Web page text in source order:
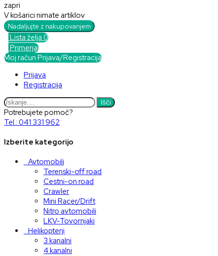
zapri
V košarici nimate artiklov
Nadaljujte z nakupovanjem
Lista želja 0
Primerjaj
Moj račun Prijava/Registracija
Prijava
Registracija
Išči
Potrebujete pomoč?
Tel.: 041 331 962
Izberite kategorijo
Avtomobili
Terenski-off road
Cestni-on road
Crawler
Mini Racer/Drift
Nitro avtomobili
LKV-Tovornjaki
Helikopterji
3 kanalni
4 kanalni